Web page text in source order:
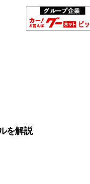
を解説